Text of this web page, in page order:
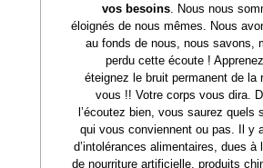
vos besoins. Nous nous
éloignés de nous mêmes. Nous
au fonds de nous, nous savons,
perdu cette écoute !
éteignez le bruit permanent de la
vous !! Votre corps vous dira.
l’écoutez bien, vous saurez quels
qui vous conviennent ou pas. Il y
d’intolérances alimentaires, dues à
de nourriture artificielle, produits